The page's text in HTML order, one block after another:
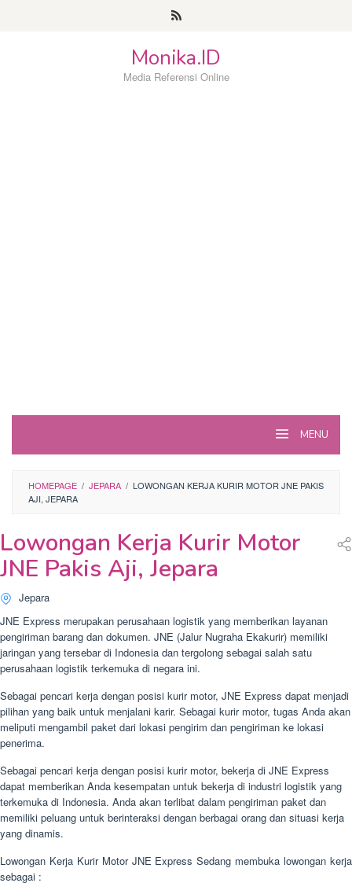
Monika.ID
Media Referensi Online
MENU
HOMEPAGE / JEPARA / LOWONGAN KERJA KURIR MOTOR JNE PAKIS
AJI, JEPARA
Lowongan Kerja Kurir Motor
JNE Pakis Aji, Jepara
Jepara
JNE Express merupakan perusahaan logistik yang memberikan layanan
pengiriman barang dan dokumen. JNE (Jalur Nugraha Ekakurir) memiliki
jaringan yang tersebar di Indonesia dan tergolong sebagai salah satu
perusahaan logistik terkemuka di negara ini.
Sebagai pencari kerja dengan posisi kurir motor, JNE Express dapat menjadi
pilihan yang baik untuk menjalani karir. Sebagai kurir motor, tugas Anda akan
meliputi mengambil paket dari lokasi pengirim dan pengiriman ke lokasi
penerima.
Sebagai pencari kerja dengan posisi kurir motor, bekerja di JNE Express
dapat memberikan Anda kesempatan untuk bekerja di industri logistik yang
terkemuka di Indonesia. Anda akan terlibat dalam pengiriman paket dan
memiliki peluang untuk berinteraksi dengan berbagai orang dan situasi kerja
yang dinamis.
Lowongan Kerja Kurir Motor JNE Express Sedang membuka lowongan kerja
sebagai :